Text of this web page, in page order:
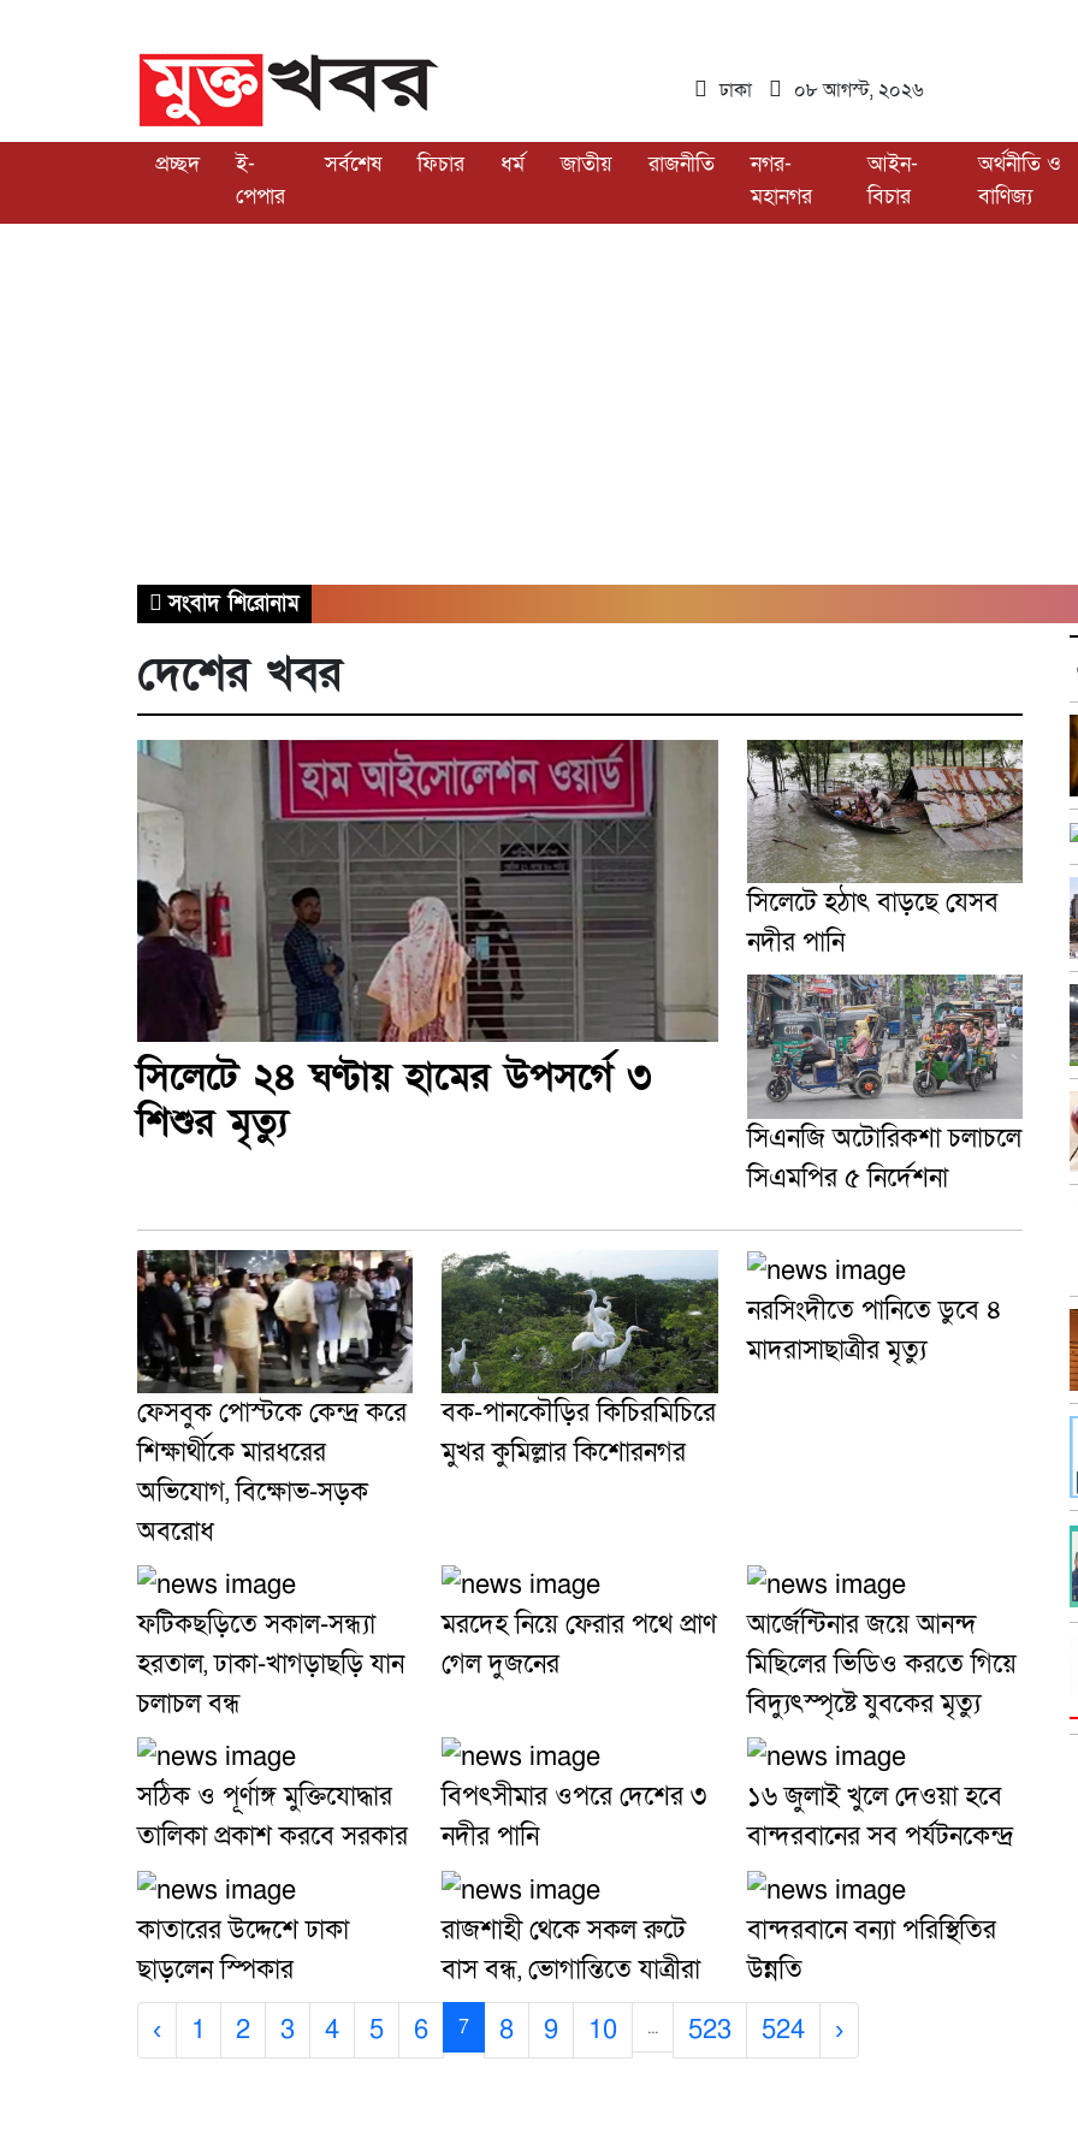
ঢাকা ০৮ আগস্ট, ২০২৬
প্রচ্ছদ
ই-
পেপার
সর্বশেষ ফিচার ধর্ম জাতীয় রাজনীতি
নগর-
মহানগর
আইন-
বিচার
অর্থনীতি ও
বাণিজ্য
সংবাদ শিরোনাম
দেশের খবর
সিলেটে ২৪ ঘণ্টায় হামের উপসর্গে ৩
শিশুর মৃত্যু
সিলেটে হঠাৎ বাড়ছে যেসব
নদীর পানি
সিএনজি অটোরিকশা চলাচলে
সিএমপির ৫ নির্দেশনা
ফেসবুক পোস্টকে কেন্দ্র করে
শিক্ষার্থীকে মারধরের
অভিযোগ, বিক্ষোভ-সড়ক
অবরোধ
বক-পানকৌড়ির কিচিরমিচিরে
মুখর কুমিল্লার কিশোরনগর
নরসিংদীতে পানিতে ডুবে ৪
মাদরাসাছাত্রীর মৃত্যু
ফটিকছড়িতে সকাল-সন্ধ্যা
হরতাল, ঢাকা-খাগড়াছড়ি যান
চলাচল বন্ধ
মরদেহ নিয়ে ফেরার পথে প্রাণ
গেল দুজনের
আর্জেন্টিনার জয়ে আনন্দ
মিছিলের ভিডিও করতে গিয়ে
বিদ্যুৎস্পৃষ্টে যুবকের মৃত্যু
সঠিক ও পূর্ণাঙ্গ মুক্তিযোদ্ধার
তালিকা প্রকাশ করবে সরকার
বিপৎসীমার ওপরে দেশের ৩
নদীর পানি
১৬ জুলাই খুলে দেওয়া হবে
বান্দরবানের সব পর্যটনকেন্দ্র
কাতারের উদ্দেশে ঢাকা
ছাড়লেন স্পিকার
রাজশাহী থেকে সকল রুটে
বাস বন্ধ, ভোগান্তিতে যাত্রীরা
বান্দরবানে বন্যা পরিস্থিতির
উন্নতি
‹ 1 2 3 4 5 6 7 8 9 10 ... 523 524 ›